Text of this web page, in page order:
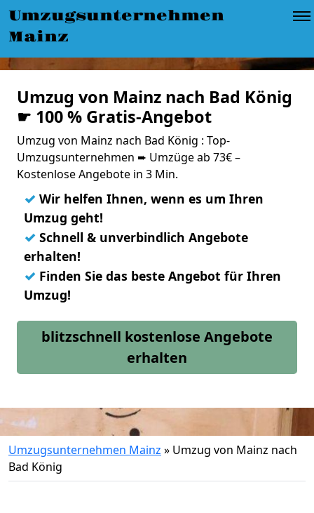
Umzugsunternehmen
Mainz
Umzug von Mainz nach Bad König
☛ 100 % Gratis-Angebot
Umzug von Mainz nach Bad König : Top-
Umzugsunternehmen ➨ Umzüge ab 73€ –
Kostenlose Angebote in 3 Min.
✓ Wir helfen Ihnen, wenn es um Ihren
Umzug geht!
✓ Schnell & unverbindlich Angebote
erhalten!
✓ Finden Sie das beste Angebot für Ihren
Umzug!
blitzschnell kostenlose Angebote
erhalten
Umzugsunternehmen Mainz » Umzug von Mainz nach
Bad König